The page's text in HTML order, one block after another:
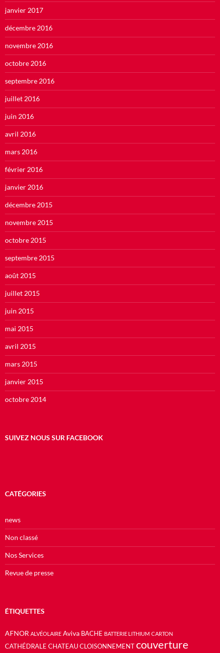
janvier 2017
décembre 2016
novembre 2016
octobre 2016
septembre 2016
juillet 2016
juin 2016
avril 2016
mars 2016
février 2016
janvier 2016
décembre 2015
novembre 2015
octobre 2015
septembre 2015
août 2015
juillet 2015
juin 2015
mai 2015
avril 2015
mars 2015
janvier 2015
octobre 2014
SUIVEZ NOUS SUR FACEBOOK
CATÉGORIES
news
Non classé
Nos Services
Revue de presse
ÉTIQUETTES
AFNOR ALVÉOLAIRE Aviva BACHE BATTERIE LITHIUM CARTON
CATHÉDRALE CHATEAU CLOISONNEMENT couverture